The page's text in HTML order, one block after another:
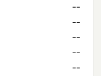
--
--
--
--
--